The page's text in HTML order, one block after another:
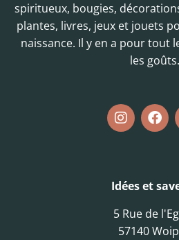
spiritueux, bougies,
plantes, livres, jeux et jouets
naissance. Il y en a pour tout
les goûts.
Idées et
5 Rue de
57140